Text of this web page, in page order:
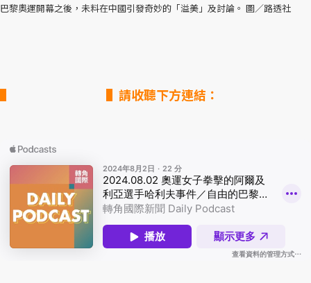
巴黎奧運開幕之後，未料在中國引發奇妙的「溢美」及討論。 圖／路透社
▌請收聽下方連結：